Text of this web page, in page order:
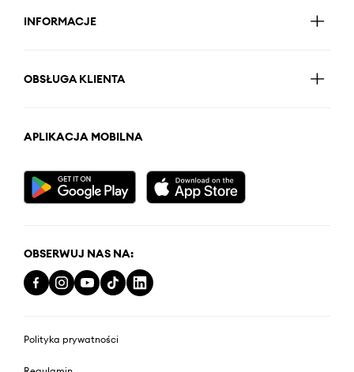
INFORMACJE
OBSŁUGA KLIENTA
APLIKACJA MOBILNA
OBSERWUJ NAS NA:
Polityka prywatności